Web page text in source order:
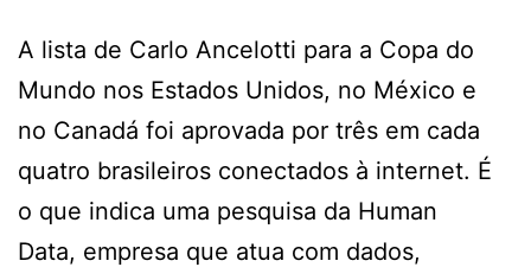
A lista de Carlo Ancelotti para a Copa do
Mundo nos Estados Unidos, no México e
no Canadá foi aprovada por três em cada
quatro brasileiros conectados à internet. É
o que indica uma pesquisa da Human
Data, empresa que atua com dados,